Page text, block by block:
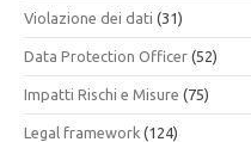
Violazione dei dati (31)
Data Protection Officer (52)
Impatti Rischi e Misure (75)
Legal framework (124)